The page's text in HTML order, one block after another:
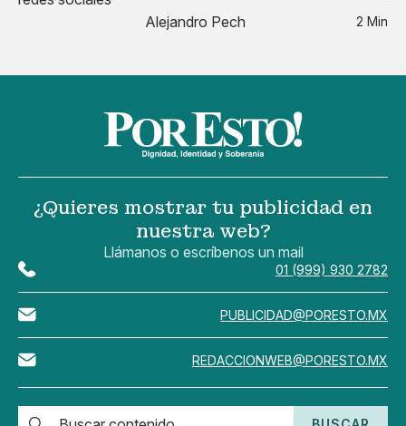
Alejandro Pech 2 Min
¿Quieres mostrar tu publicidad en
nuestra web?
Llámanos o escríbenos un mail
01 (999) 930 2782
PUBLICIDAD@PORESTO.MX
REDACCIONWEB@PORESTO.MX